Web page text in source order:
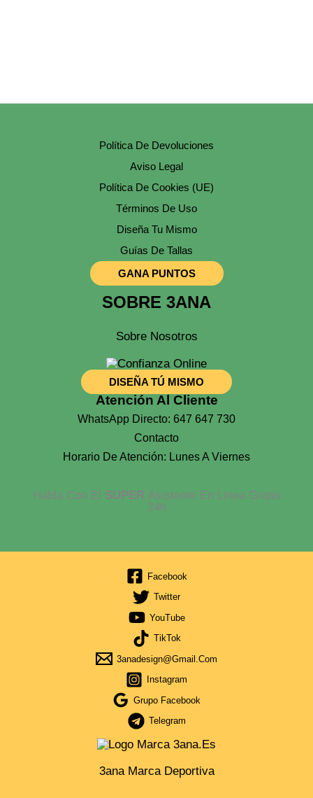
Política De Devoluciones
Aviso Legal
Política De Cookies (UE)
Términos De Uso
Diseña Tu Mismo
Guías De Tallas
GANA PUNTOS
SOBRE 3ANA
Sobre Nosotros
DISEÑA TÚ MISMO
Atención Al Cliente
WhatsApp Directo: 647 647 730
Contacto
Horario De Atención: Lunes A Viernes
Habla Con El SUPERAsistente En Linea Gratis
24h
Facebook
Twitter
YouTube
TikTok
3anadesign@gmail.com
Instagram
Grupo Facebook
Telegram
3ana Marca Deportiva